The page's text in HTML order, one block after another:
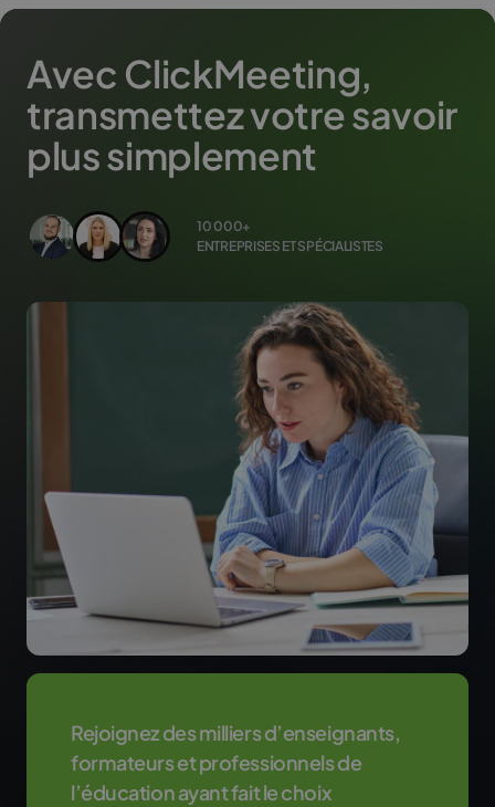
Avec ClickMeeting,
transmettez votre savoir
plus simplement
10 000+
ENTREPRISES ET SPÉCIALISTES
Rejoignez des milliers d’enseignants,
formateurs et professionnels de
l’éducation ayant fait le choix